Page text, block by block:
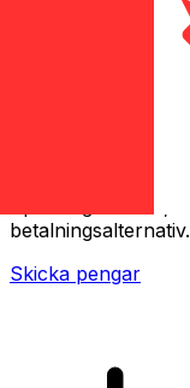
betalningsalternativ.
Skicka pengar